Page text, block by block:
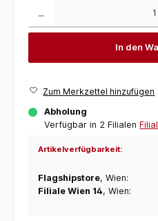
In den
Zum Merkzettel hinzufügen
Abholung
Verfügbar in 2 Filialen
Artikelverfügbarkeit:
Flagshipstore, Wien:
Filiale Wien 14, Wien: